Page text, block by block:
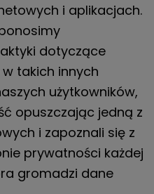
i aplikacjach.
dotyczące
takich innych
użytkowników,
opuszczając jedną z
i zapoznali się z
prywatności każdej
gromadzi dane